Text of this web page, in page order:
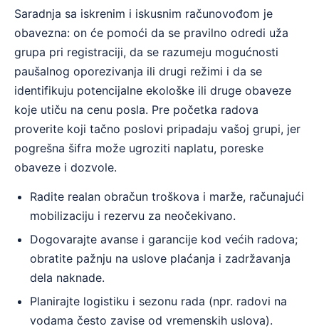
Saradnja sa iskrenim i iskusnim računovođom je
obavezna: on će pomoći da se pravilno odredi uža
grupa pri registraciji, da se razumeju mogućnosti
paušalnog oporezivanja ili drugi režimi i da se
identifikuju potencijalne ekološke ili druge obaveze
koje utiču na cenu posla. Pre početka radova
proverite koji tačno poslovi pripadaju vašoj grupi, jer
pogrešna šifra može ugroziti naplatu, poreske
obaveze i dozvole.
Radite realan obračun troškova i marže, računajući
mobilizaciju i rezervu za neočekivano.
Dogovarajte avanse i garancije kod većih radova;
obratite pažnju na uslove plaćanja i zadržavanja
dela naknade.
Planirajte logistiku i sezonu rada (npr. radovi na
vodama često zavise od vremenskih uslova).